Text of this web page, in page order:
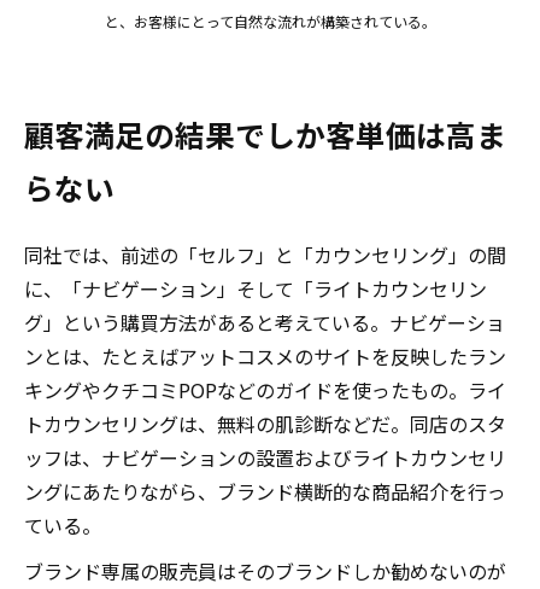
と、お客様にとって自然な流れが構築されている。
顧客満足の結果でしか客単価は高ま
らない
同社では、前述の「セルフ」と「カウンセリング」の間
に、「ナビゲーション」そして「ライトカウンセリン
グ」という購買方法があると考えている。ナビゲーショ
ンとは、たとえばアットコスメのサイトを反映したラン
キングやクチコミPOPなどのガイドを使ったもの。ライ
トカウンセリングは、無料の肌診断などだ。同店のスタ
ッフは、ナビゲーションの設置およびライトカウンセリ
ングにあたりながら、ブランド横断的な商品紹介を行っ
ている。
ブランド専属の販売員はそのブランドしか勧めないのが